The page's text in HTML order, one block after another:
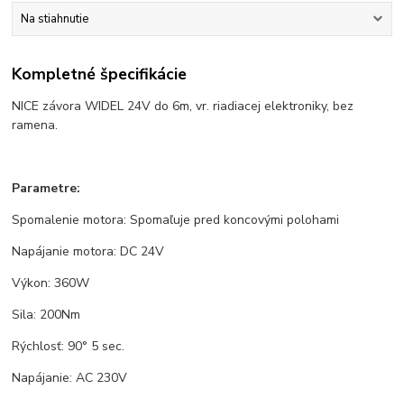
Na stiahnutie
Kompletné špecifikácie
NICE závora WIDEL 24V do 6m, vr. riadiacej elektroniky, bez
ramena.
Parametre:
Spomalenie motora: Spomaľuje pred koncovými polohami
Napájanie motora: DC 24V
Výkon: 360W
Sila: 200Nm
Rýchlosť: 90° 5 sec.
Napájanie: AC 230V